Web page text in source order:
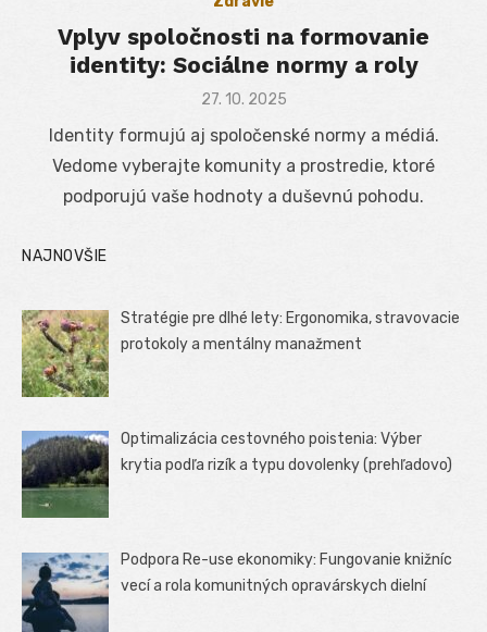
Vplyv spoločnosti na formovanie
identity: Sociálne normy a roly
Posted
27. 10. 2025
Identity formujú aj spoločenské normy a médiá.
Vedome vyberajte komunity a prostredie, ktoré
podporujú vaše hodnoty a duševnú pohodu.
NAJNOVŠIE
Stratégie pre dlhé lety: Ergonomika, stravovacie
protokoly a mentálny manažment
Optimalizácia cestovného poistenia: Výber
krytia podľa rizík a typu dovolenky (prehľadovo)
Podpora Re-use ekonomiky: Fungovanie knižníc
vecí a rola komunitných opravárskych dielní